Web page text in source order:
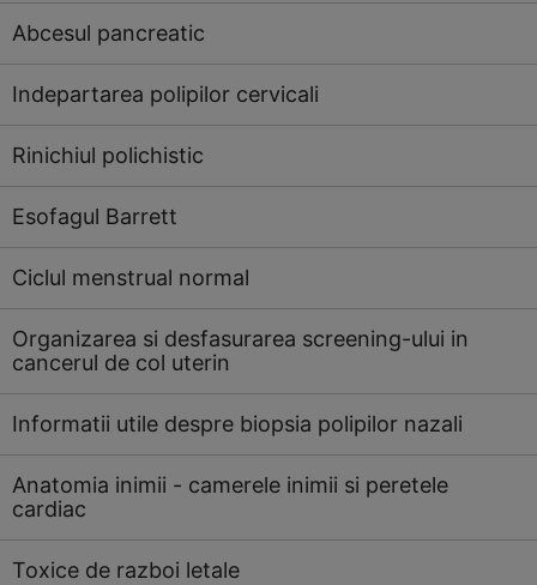
Abcesul pancreatic
Indepartarea polipilor cervicali
Rinichiul polichistic
Esofagul Barrett
Ciclul menstrual normal
Organizarea si desfasurarea screening-ului in
cancerul de col uterin
Informatii utile despre biopsia polipilor nazali
Anatomia inimii - camerele inimii si peretele
cardiac
Toxice de razboi letale